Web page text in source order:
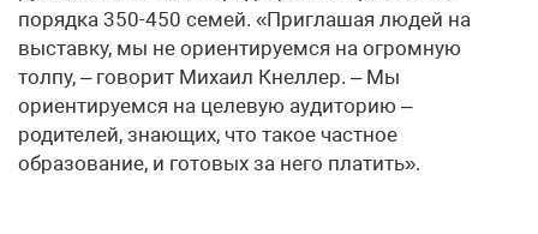
порядка 350-450 семей. «Приглашая людей на
выставку, мы не ориентируемся на огромную
толпу, – говорит Михаил Кнеллер. – Мы
ориентируемся на целевую аудиторию –
родителей, знающих, что такое частное
образование, и готовых за него платить».